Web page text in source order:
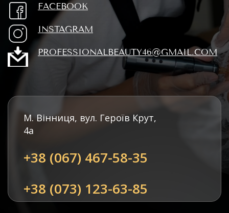
М. Вінниця, вул. Героїв Крут,
4а
+38 (067) 467-58-35
+38 (073) 123-63-85
FACEBOOK
INSTAGRAM
PROFESSIONALBEAUTY46@GMAIL.COM